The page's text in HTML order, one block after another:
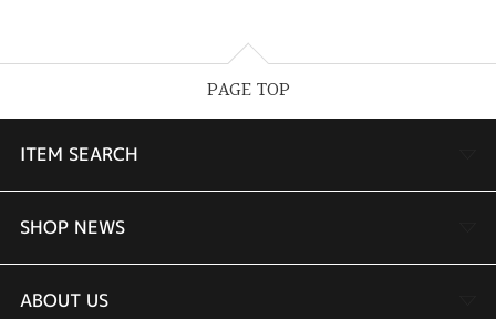
PAGE TOP
ITEM SEARCH
婚約指輪
結婚指輪
SHOP NEWS
TAKEUCHI BRIDAL金沢本店情報
ABOUT US